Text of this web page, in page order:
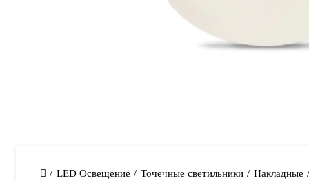
LED Освещение Точечные светильники Накладные